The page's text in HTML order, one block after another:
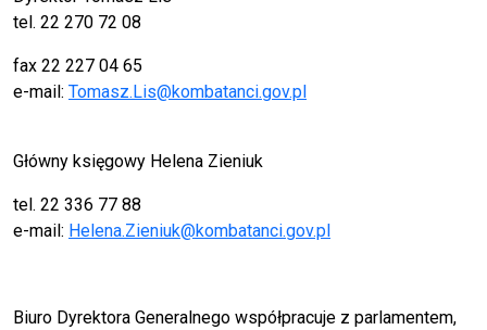
tel. 22 270 72 08
fax 22 227 04 65
e-mail: Tomasz.Lis@kombatanci.gov.pl
Główny księgowy Helena Zieniuk
tel. 22 336 77 88
e-mail: Helena.Zieniuk@kombatanci.gov.pl
Biuro Dyrektora Generalnego współpracuje z parlamentem,